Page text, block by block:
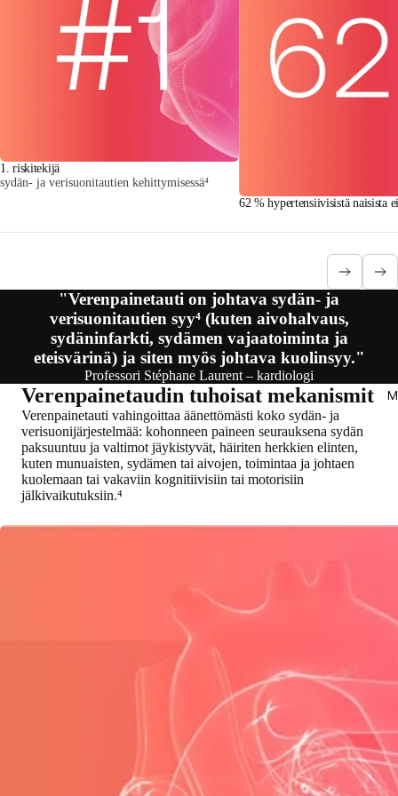
1. riskitekijä
sydän- ja verisuonitautien kehittymisessä⁴
62 % hypertensiivisistä naisista
"Verenpainetauti on johtava sydän- ja
verisuonitautien syy⁴ (kuten aivohalvaus,
sydäninfarkti, sydämen vajaatoiminta ja
eteisvärinä) ja siten myös johtava kuolinsyy."
Professori Stéphane Laurent – kardiologi
Verenpainetaudin tuhoisat mekanismit
Verenpainetauti vahingoittaa äänettömästi koko sydän- ja
verisuonijärjestelmää: kohonneen paineen seurauksena sydän
paksuuntuu ja valtimot jäykistyvät, häiriten herkkien elinten,
kuten munuaisten, sydämen tai aivojen, toimintaa ja johtaen
kuolemaan tai vakaviin kognitiivisiin tai motorisiin
jälkivaikutuksiin.⁴